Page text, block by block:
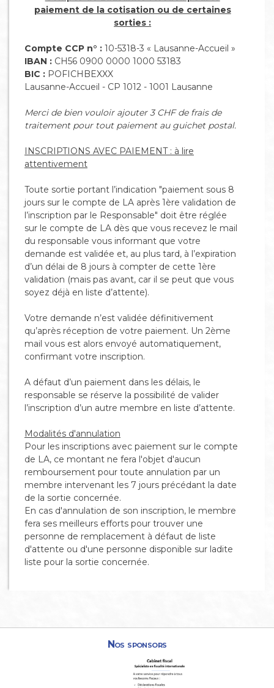
paiement de la cotisation ou de certaines
sorties :
Compte CCP n° : 10-5318-3 « Lausanne-Accueil »
IBAN : CH56 0900 0000 1000 53183
BIC : POFICHBEXXX
Lausanne-Accueil - CP 1012 - 1001 Lausanne
Merci de bien vouloir ajouter 3 CHF de frais de
traitement pour tout paiement au guichet postal.
INSCRIPTIONS AVEC PAIEMENT : à lire
attentivement
Toute sortie portant l’indication "paiement sous 8
jours sur le compte de LA après 1ère validation de
l’inscription par le Responsable" doit être réglée
sur le compte de LA dès que vous recevez le mail
du responsable vous informant que votre
demande est validée et, au plus tard, à l’expiration
d’un délai de 8 jours à compter de cette 1ère
validation (mais pas avant, car il se peut que vous
soyez déjà en liste d’attente).
Votre demande n’est validée définitivement
qu’après réception de votre paiement. Un 2ème
mail vous est alors envoyé automatiquement,
confirmant votre inscription.
A défaut d’un paiement dans les délais, le
responsable se réserve la possibilité de valider
l’inscription d’un autre membre en liste d’attente.
Modalités d'annulation
Pour les inscriptions avec paiement sur le compte
de LA, ce montant ne fera l'objet d'aucun
remboursement pour toute annulation par un
membre intervenant les 7 jours précédant la date
de la sortie concernée.
En cas d'annulation de son inscription, le membre
fera ses meilleurs efforts pour trouver une
personne de remplacement à défaut de liste
d'attente ou d'une personne disponible sur ladite
liste pour la sortie concernée.
Nos sponsors